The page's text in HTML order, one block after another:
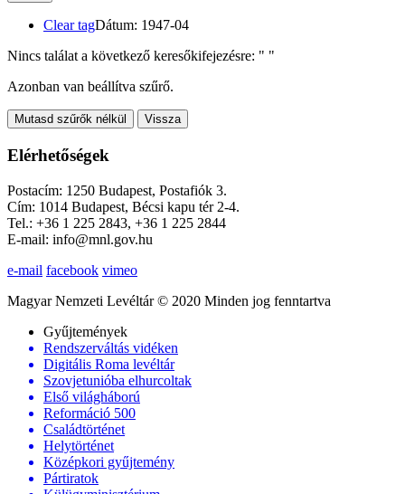
Clear tagDátum: 1947-04
Nincs találat a következő keresőkifejezésre: " "
Azonban van beállítva szűrő.
Mutasd szűrők nélkül Vissza
Elérhetőségek
Postacím: 1250 Budapest, Postafiók 3.
Cím: 1014 Budapest, Bécsi kapu tér 2-4.
Tel.: +36 1 225 2843, +36 1 225 2844
E-mail: info@mnl.gov.hu
e-mail facebook vimeo
Magyar Nemzeti Levéltár © 2020 Minden jog fenntartva
Gyűjtemények
Rendszerváltás vidéken
Digitális Roma levéltár
Szovjetunióba elhurcoltak
Első világháború
Reformáció 500
Családtörténet
Helytörténet
Középkori gyűjtemény
Pártiratok